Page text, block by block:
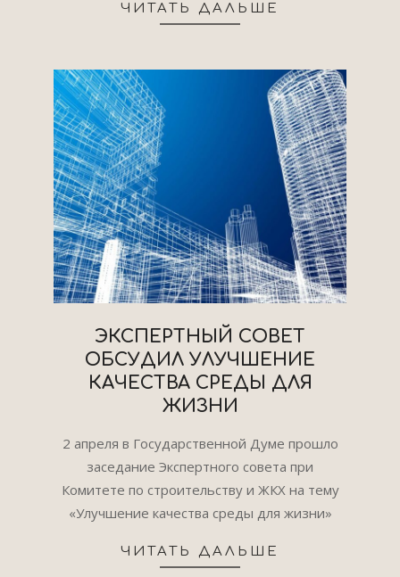
ЧИТАТЬ ДАЛЬШЕ
ЭКСПЕРТНЫЙ СОВЕТ
ОБСУДИЛ УЛУЧШЕНИЕ
КАЧЕСТВА СРЕДЫ ДЛЯ
ЖИЗНИ
04-
2 апреля в Государственной Думе прошло
заседание Экспертного совета при
Комитете по строительству и ЖКХ на тему
«Улучшение качества среды для жизни»
ЧИТАТЬ ДАЛЬШЕ